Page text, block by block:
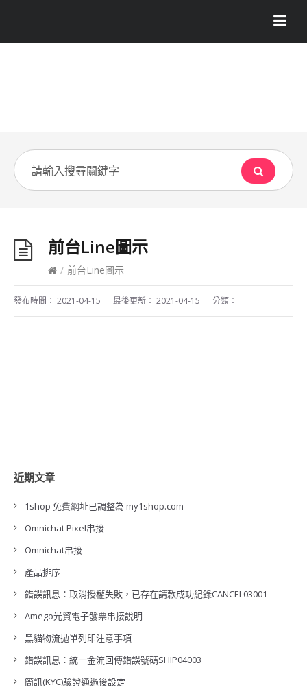
前台Line圖示
/ 前台Line圖示
發布時間： 2021-04-15 最後更新： 2021-04-15 分類：
近期文章
1shop 免費網址已調整為 my1shop.com
Omnichat Pixel串接
Omnichat串接
產品排序
錯誤訊息：取消授權失敗，已存在請款成功紀錄CANCEL03001
Amego光貿電子發票串接說明
黑貓物流拋單列印注意事項
錯誤訊息：統一金流回傳錯誤號碼SHIP04003
簡訊(KYC)驗證通過後設定